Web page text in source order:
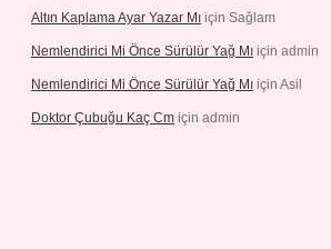
Altın Kaplama Ayar Yazar Mı için Sağlam
Nemlendirici Mi Önce Sürülür Yağ Mı için admin
Nemlendirici Mi Önce Sürülür Yağ Mı için Asil
Doktor Çubuğu Kaç Cm için admin